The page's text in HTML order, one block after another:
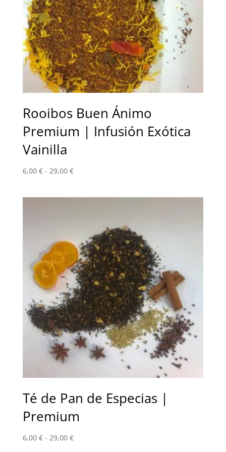
Rooibos Buen Ánimo
Premium | Infusión Exótica
Vainilla
6,00 € - 29,00 €Rango
29,00 €
Té de Pan de Especias |
Premium
6,00 € - 29,00 €Rango